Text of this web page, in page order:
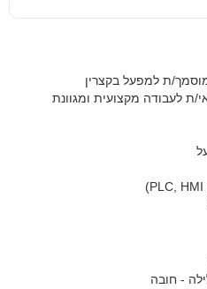
ת למפעל בקצרין
ת לעבודה מקצועית ומגוונת
- חובה